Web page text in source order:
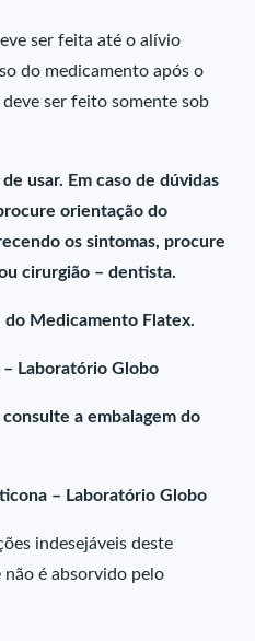
ser feita até o alívio
do medicamento após o
ser feito somente sob
usar. Em caso de dúvidas
orientação do
os sintomas, procure
cirurgião – dentista.
do Medicamento Flatex.
– Laboratório Globo
a embalagem do
– Laboratório Globo
indesejáveis deste
não é absorvido pelo